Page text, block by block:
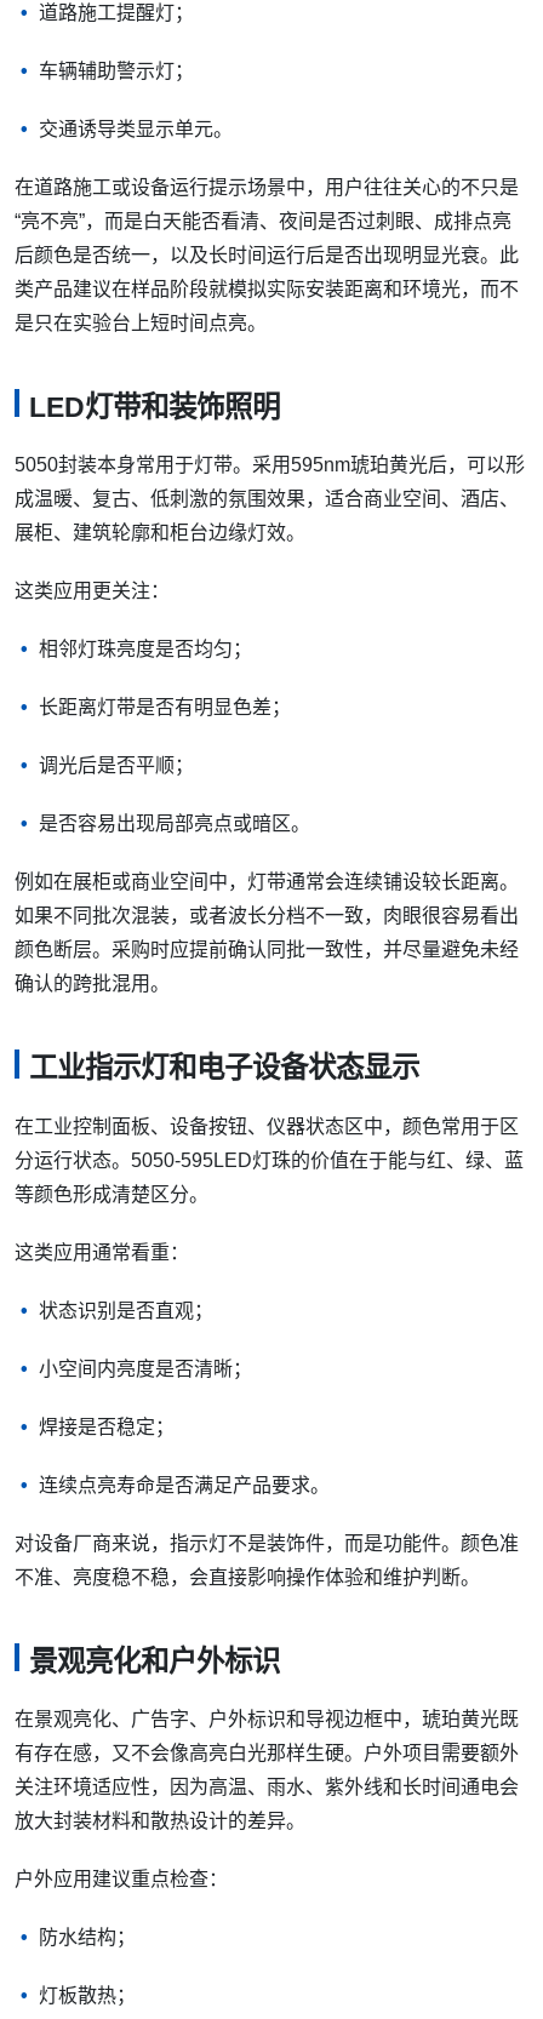
道路施工提醒灯；
车辆辅助警示灯；
交通诱导类显示单元。
在道路施工或设备运行提示场景中，用户往往关心的不只是
“亮不亮”，而是白天能否看清、夜间是否过刺眼、成排点亮
后颜色是否统一，以及长时间运行后是否出现明显光衰。此
类产品建议在样品阶段就模拟实际安装距离和环境光，而不
是只在实验台上短时间点亮。
LED灯带和装饰照明
5050封装本身常用于灯带。采用595nm琥珀黄光后，可以形
成温暖、复古、低刺激的氛围效果，适合商业空间、酒店、
展柜、建筑轮廓和柜台边缘灯效。
这类应用更关注：
相邻灯珠亮度是否均匀；
长距离灯带是否有明显色差；
调光后是否平顺；
是否容易出现局部亮点或暗区。
例如在展柜或商业空间中，灯带通常会连续铺设较长距离。
如果不同批次混装，或者波长分档不一致，肉眼很容易看出
颜色断层。采购时应提前确认同批一致性，并尽量避免未经
确认的跨批混用。
工业指示灯和电子设备状态显示
在工业控制面板、设备按钮、仪器状态区中，颜色常用于区
分运行状态。5050-595LED灯珠的价值在于能与红、绿、蓝
等颜色形成清楚区分。
这类应用通常看重：
状态识别是否直观；
小空间内亮度是否清晰；
焊接是否稳定；
连续点亮寿命是否满足产品要求。
对设备厂商来说，指示灯不是装饰件，而是功能件。颜色准
不准、亮度稳不稳，会直接影响操作体验和维护判断。
景观亮化和户外标识
在景观亮化、广告字、户外标识和导视边框中，琥珀黄光既
有存在感，又不会像高亮白光那样生硬。户外项目需要额外
关注环境适应性，因为高温、雨水、紫外线和长时间通电会
放大封装材料和散热设计的差异。
户外应用建议重点检查：
防水结构；
灯板散热；